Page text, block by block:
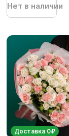
Нет в наличии
Доставка 0₽